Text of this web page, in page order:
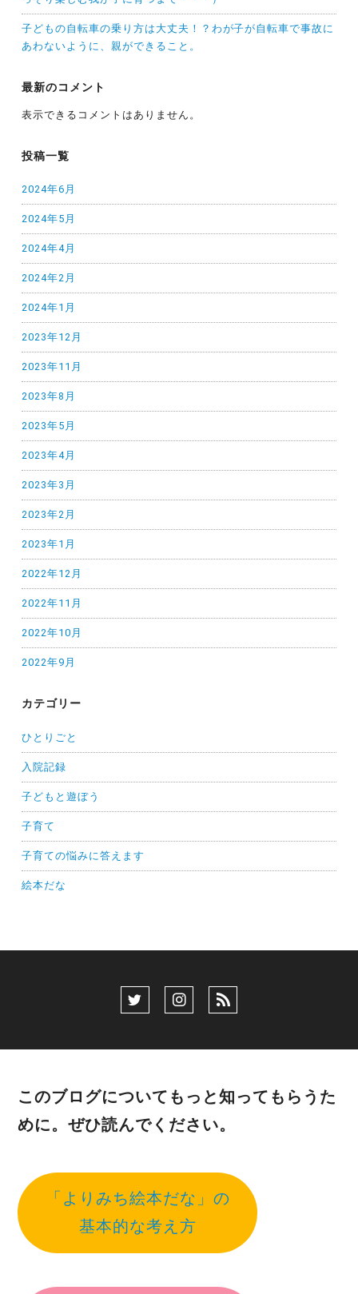
子どもの自転車の乗り方は大丈夫！？わが子が自転車で事故に
あわないように、親ができること。
最新のコメント
表示できるコメントはありません。
投稿一覧
2024年6月
2024年5月
2024年4月
2024年2月
2024年1月
2023年12月
2023年11月
2023年8月
2023年5月
2023年4月
2023年3月
2023年2月
2023年1月
2022年12月
2022年11月
2022年10月
2022年9月
カテゴリー
ひとりごと
入院記録
子どもと遊ぼう
子育て
子育ての悩みに答えます
絵本だな
このブログについてもっと知ってもらうた
めに。ぜひ読んでください。
「よりみち絵本だな」の
基本的な考え方